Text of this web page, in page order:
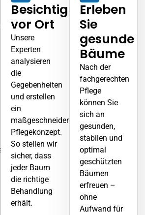
Besichtigung
vor Ort
Unsere
Experten
analysieren
die
Gegebenheiten
und erstellen
ein
maßgeschneidertes
Pflegekonzept.
So stellen wir
sicher, dass
jeder Baum
die richtige
Behandlung
erhält.
Erleben
Sie
gesunde
Bäume
Nach der
fachgerechten
Pflege
können Sie
sich an
gesunden,
stabilen und
optimal
geschützten
Bäumen
erfreuen –
ohne
Aufwand für